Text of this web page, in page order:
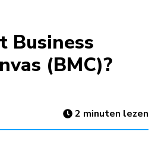
Business
(BMC)?
2 minuten lezen